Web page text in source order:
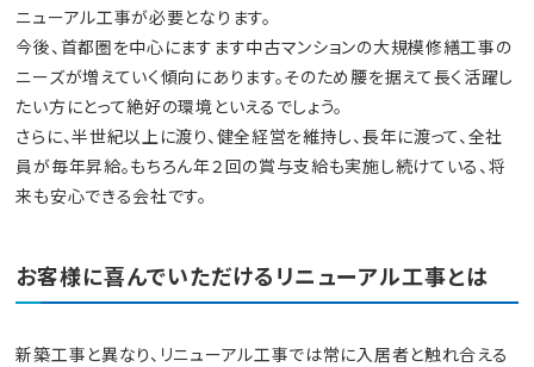
ニューアル工事が必要となります。
今後、首都圏を中心にますます中古マンションの大規模修繕工事の
ニーズが増えていく傾向にあります。そのため腰を据えて長く活躍し
たい方にとって絶好の環境といえるでしょう。
さらに、半世紀以上に渡り、健全経営を維持し、長年に渡って、全社
員が毎年昇給。もちろん年２回の賞与支給も実施し続けている、将
来も安心できる会社です。
お客様に喜んでいただけるリニューアル工事とは
新築工事と異なり、リニューアル工事では常に入居者と触れ合える